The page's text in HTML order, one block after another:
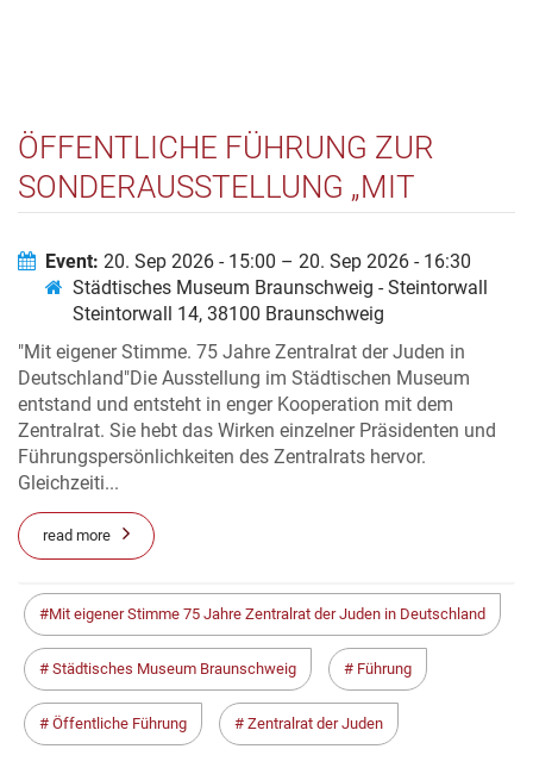
ÖFFENTLICHE FÜHRUNG ZUR
SONDERAUSSTELLUNG „MIT
ZENTRALRAT DER JUDEN“
Event: 20. Sep 2026 - 15:00 – 20. Sep 2026 - 16:30
Städtisches Museum Braunschweig - Steintorwall
Steintorwall 14, 38100 Braunschweig
"Mit eigener Stimme. 75 Jahre Zentralrat der Juden in
Deutschland"Die Ausstellung im Städtischen Museum
entstand und entsteht in enger Kooperation mit dem
Zentralrat. Sie hebt das Wirken einzelner Präsidenten und
Führungspersönlichkeiten des Zentralrats hervor.
Gleichzeiti...
read more
Mit eigener Stimme 75 Jahre Zentralrat der Juden in Deutschland
Städtisches Museum Braunschweig Führung
Öffentliche Führung Zentralrat der Juden